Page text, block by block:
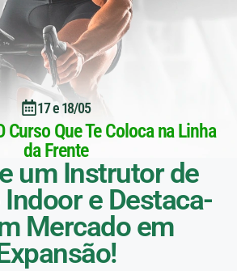
17 e 18/05
Curso Que Te Coloca na Linha
da Frente
um Instrutor de
e Destaca-
Mercado em